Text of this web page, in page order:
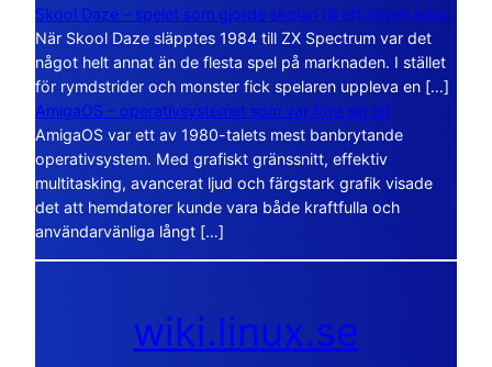
Skool Daze – spelet som gjorde skolan till ett öppet kaos
När Skool Daze släpptes 1984 till ZX Spectrum var det
något helt annat än de flesta spel på marknaden. I stället
för rymdstrider och monster fick spelaren uppleva en […]
AmigaOS – operativsystemet som var före sin tid
AmigaOS var ett av 1980-talets mest banbrytande
operativsystem. Med grafiskt gränssnitt, effektiv
multitasking, avancerat ljud och färgstark grafik visade
det att hemdatorer kunde vara både kraftfulla och
användarvänliga långt […]
wiki.linux.se